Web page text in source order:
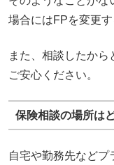
場合にはFPを変更す
また、相談したか
ご安心ください。
保険相談の場所は
自宅や勤務先などプ